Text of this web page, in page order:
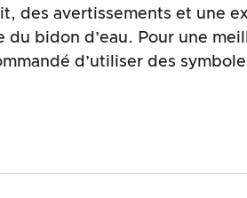
des avertissements et une
du bidon d’eau. Pour une
d’utiliser des